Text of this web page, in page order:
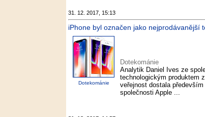
31. 12. 2017, 15:13
iPhone byl označen jako nejprodávanější
Dotekománie
Dotekománie
Analytik Daniel Ives ze
technologickým produktem
veřejnost dostala
společnosti Apple ...